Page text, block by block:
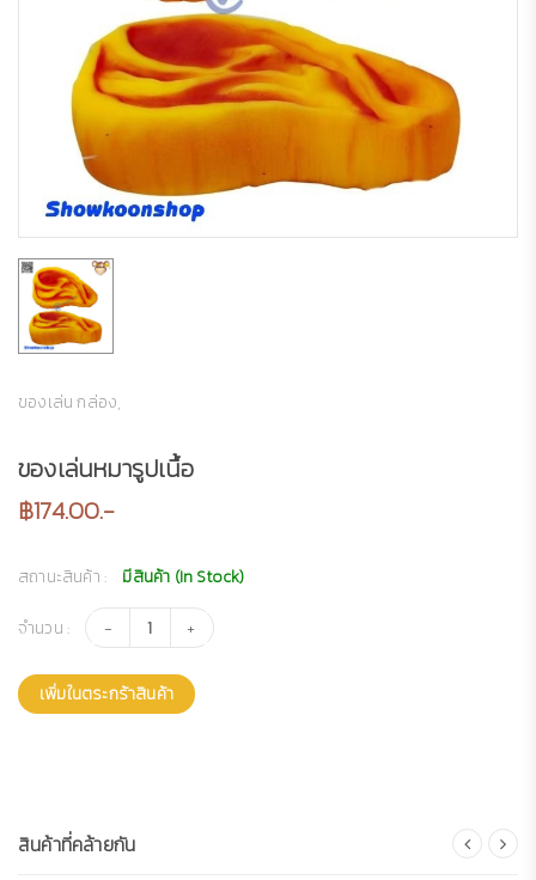
ของเล่น กล่อง,
ของเล่นหมารูปเนื้อ
฿174.00.-
สถานะสินค้า : มีสินค้า (In Stock)
จำนวน :
เพิ่มในตระกร้าสินค้า
สินค้าที่คล้ายกัน